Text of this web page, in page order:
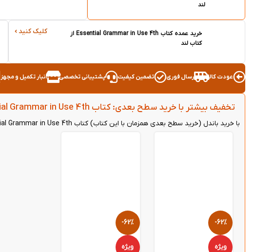
لند
خرید عمده کتاب Essential Grammar in Use 4th از
کتاب لند
کلیک کنید
عودت کالا ارسال فوری تضمین کیفیت پشتیبانی تخصصی انبار تکمیل و مجهز
تخفیف بیشتر با خرید سطح بعدی: کتاب Essential Grammar in Use 4th - (خرید باندل)
با خرید باندل (خرید سطح بعدی همزمان با این کتاب) کتاب Essential Grammar in Use 4th می‌توانید از 5 درصد تخفیف بیشتر روی هر دو کتاب بهره‌مند شوید.
-62%
ویژه
-62%
ویژه